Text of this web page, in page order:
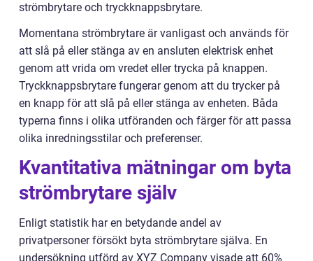
strömbrytare och tryckknappsbrytare.
Momentana strömbrytare är vanligast och används för
att slå på eller stänga av en ansluten elektrisk enhet
genom att vrida om vredet eller trycka på knappen.
Tryckknappsbrytare fungerar genom att du trycker på
en knapp för att slå på eller stänga av enheten. Båda
typerna finns i olika utföranden och färger för att passa
olika inredningsstilar och preferenser.
Kvantitativa mätningar om byta
strömbrytare själv
Enligt statistik har en betydande andel av
privatpersoner försökt byta strömbrytare själva. En
undersökning utförd av XYZ Company visade att 60%